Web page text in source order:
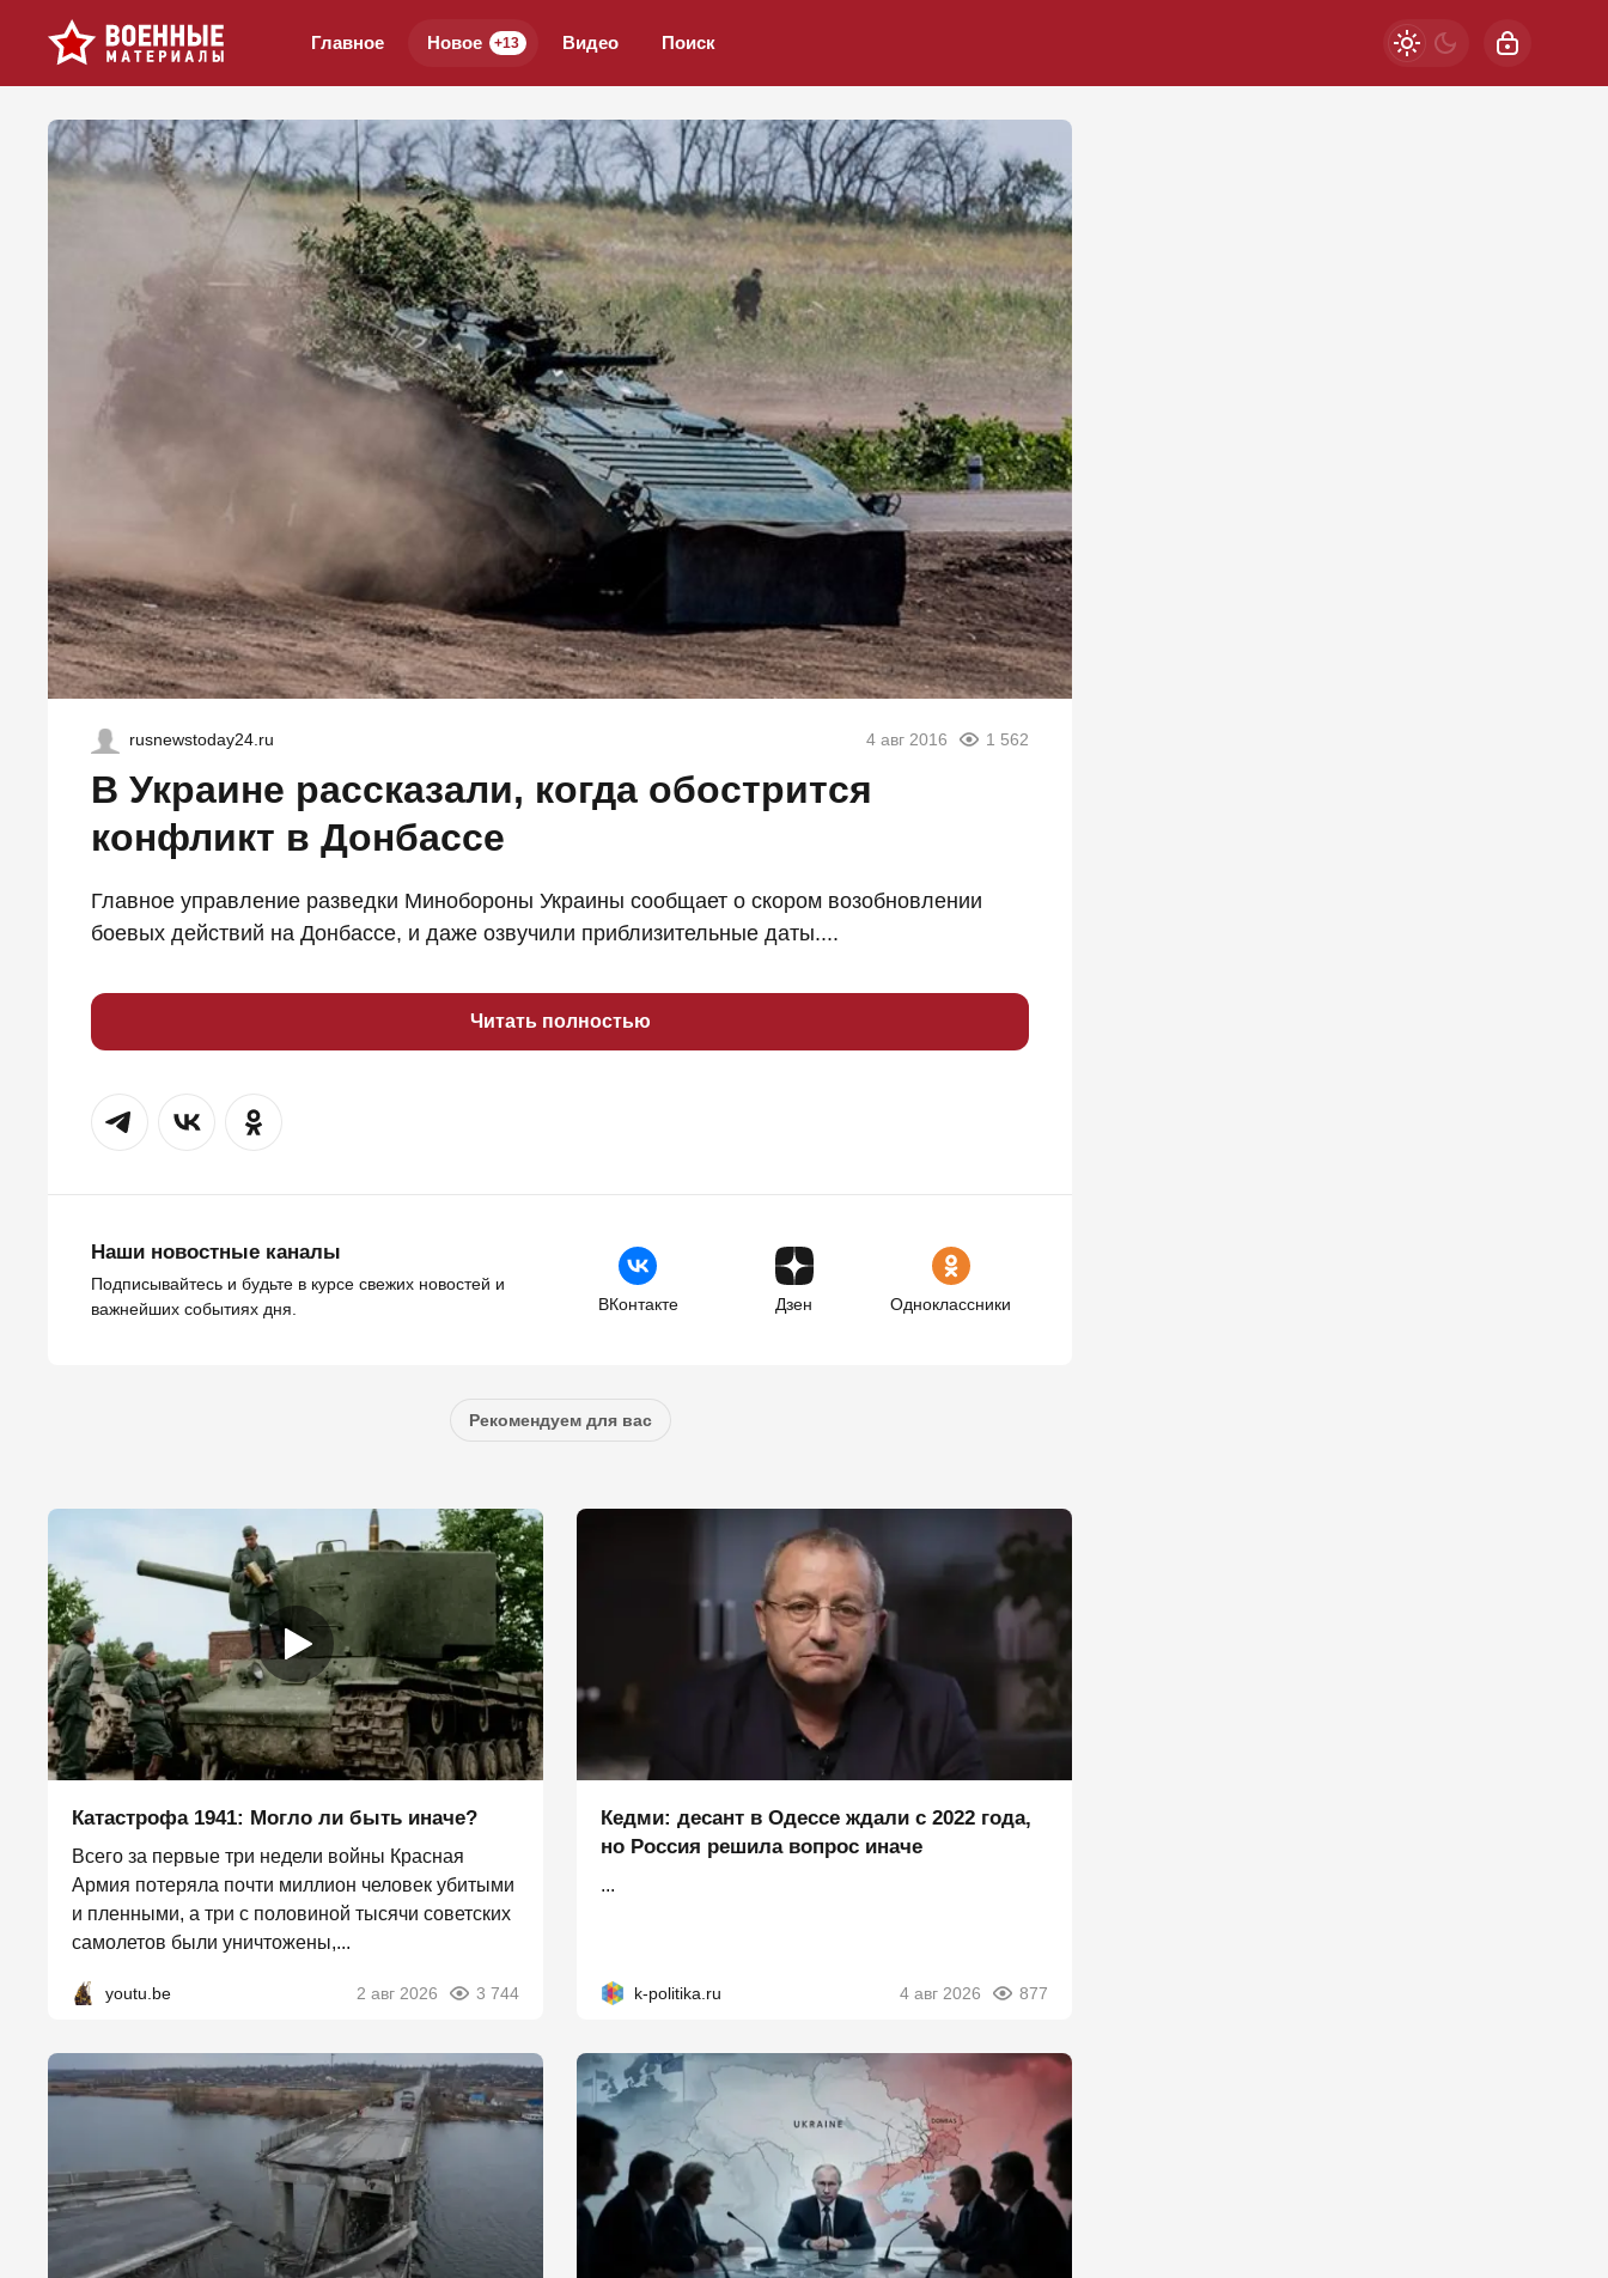
Главное Новое +13 Видео Поиск
rusnewstoday24.ru 4 авг 2016 1 562
В Украине рассказали, когда обострится
конфликт в Донбассе
Главное управление разведки Минобороны Украины сообщает о скором возобновлении
боевых действий на Донбассе, и даже озвучили приблизительные даты....
Читать полностью
Наши новостные каналы
Подписывайтесь и будьте в курсе свежих новостей и
важнейших событиях дня.
ВКонтакте Дзен Одноклассники
Рекомендуем для вас
Катастрофа 1941: Могло ли быть иначе?
Всего за первые три недели войны Красная
Армия потеряла почти миллион человек убитыми
и пленными, а три с половиной тысячи советских
самолетов были уничтожены,...
youtu.be 2 авг 2026 3 744
Кедми: десант в Одессе ждали с 2022 года,
но Россия решила вопрос иначе
...
k-politika.ru 4 авг 2026 877